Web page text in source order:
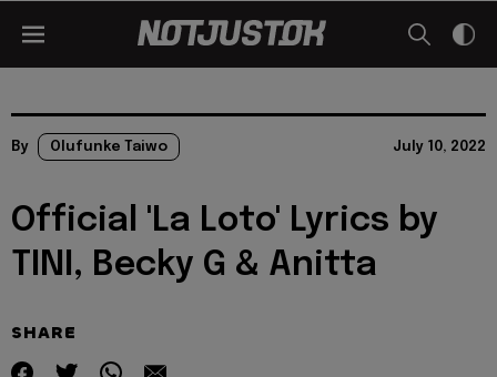
By Olufunke Taiwo July 10, 2022
Official 'La Loto' Lyrics by
TINI, Becky G & Anitta
SHARE